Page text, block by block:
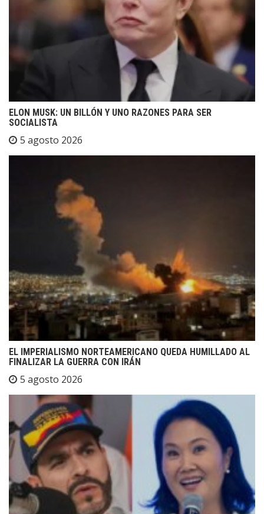
ELON MUSK: UN BILLÓN Y UNO RAZONES PARA SER
SOCIALISTA
5 agosto 2026
EL IMPERIALISMO NORTEAMERICANO QUEDA HUMILLADO AL
FINALIZAR LA GUERRA CON IRÁN
5 agosto 2026